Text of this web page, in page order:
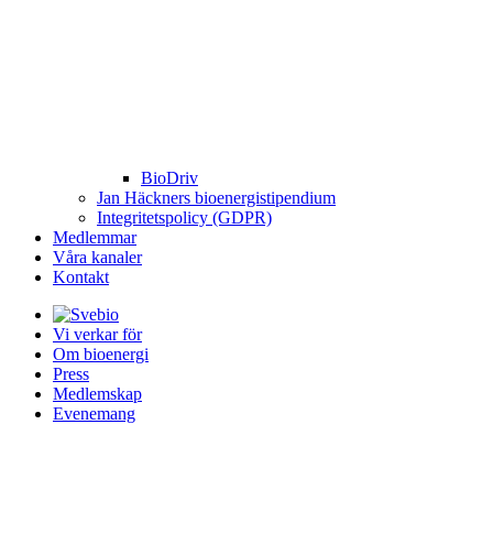
BioDriv
Jan Häckners bioenergistipendium
Integritetspolicy (GDPR)
Medlemmar
Våra kanaler
Kontakt
Vi verkar för
Om bioenergi
Press
Medlemskap
Evenemang